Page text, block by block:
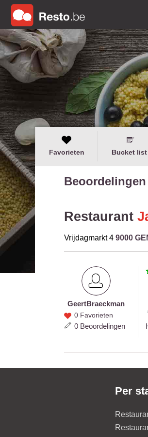
Favorieten Bucket list
Beoordelingen
Restaurant
Vrijdagmarkt 4 9000
Geert
Braeckman
GeertBraeckman
0 Favorieten
0 Beoordelingen
Per